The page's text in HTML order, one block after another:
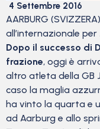
4 Settembre 2016
AARBURG
all’internazionale per
Dopo il successo di
frazione, oggi è
altro atleta della GB
caso la maglia
ha vinto la quarta e
ad Aarburg e allo